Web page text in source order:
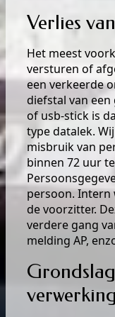
Verlies
Het meest
versturen of
een verkeerde
diefstal van
of usb-stick is
type datalek.
misbruik van
binnen 72 uur
persoon. Intern
de voorzitter.
verdere gang
melding AP,